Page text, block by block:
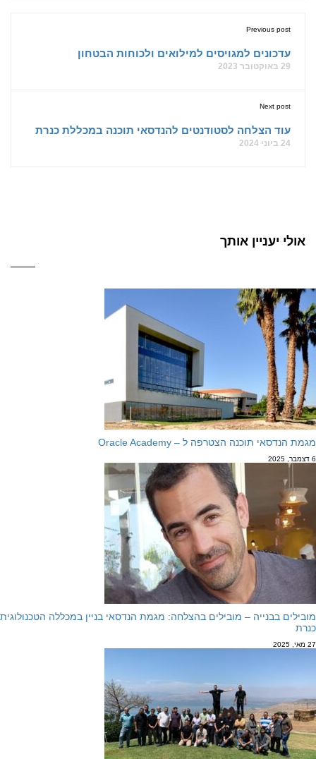
Previous post
עדכונים למגויסים למילואים ולכוחות הבטחון
29 באוקטובר 2023
Next post
עוד הצלחה לסטודנטים להנדסאי תוכנה במכללת כנרת
24 ביוני 2024
אולי יעניין אותך
מגמת הנדסאי תוכנה הצטרפה ל – Oracle Academy
6 דצמבר, 2025
מובילים בבנייה – מובילים בהצלחה: מגמת הנדסאי בניין במכללה הטכנולוגית
כנרת
27 מאי, 2025